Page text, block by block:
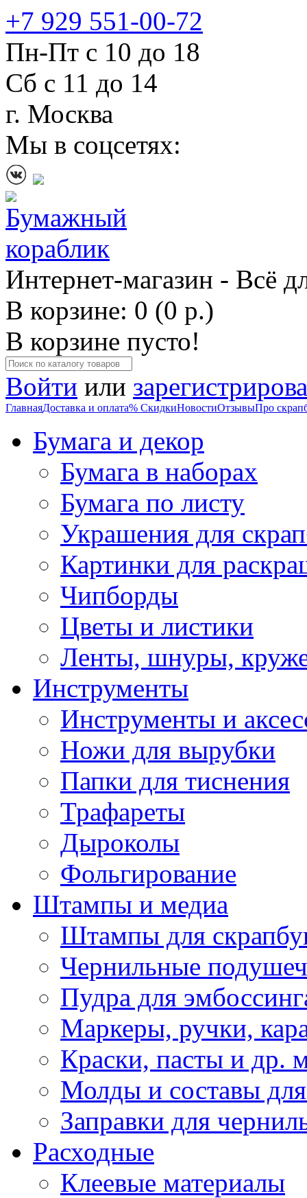
+7 929 551-00-72
Пн-Пт с 10 до 18
Сб с 11 до 14
г. Москва
Мы в соцсетях:
Интернет-магазин - Всё
В корзине: 0 (0 р.)
В корзине пусто!
Войти или
ГлавнаяДоставка и оплата% СкидкиНовостиОтзывыПро
Бумага и декор
Бумага в наборах
Бумага по листу
Украшения для
Картинки для
Чипборды
Цветы и листики
Ленты, шнуры,
Инструменты
Инструменты и
Ножи для вырубки
Папки для тиснения
Трафареты
Дыроколы
Фольгирование
Штампы и медиа
Штампы для
Чернильные
Пудра для
Маркеры, ручки,
Краски, пасты и др.
Молды и составы
Заправки для
Расходные
Клеевые материалы